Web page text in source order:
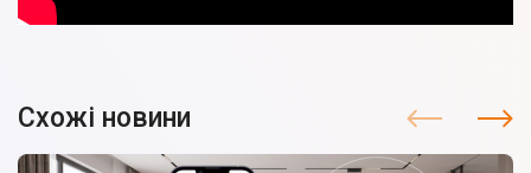
Схожі новини